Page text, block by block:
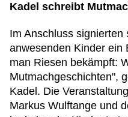
Kadel schreibt
Im Anschluss signierten
anwesenden Kinder ein
man Riesen bekämpft:
Mutmachgeschichten",
Kadel. Die
Markus Wulftange und